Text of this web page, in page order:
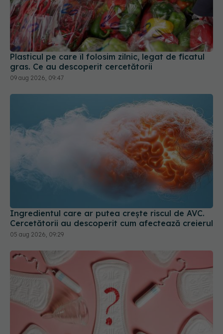
Plasticul pe care îl folosim zilnic, legat de ficatul
gras. Ce au descoperit cercetătorii
09 aug 2026, 09:47
Ingredientul care ar putea crește riscul de AVC.
Cercetătorii au descoperit cum afectează creierul